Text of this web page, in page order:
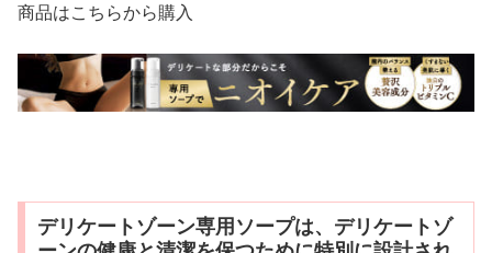
商品はこちらから購入
デリケートゾーン専用ソープは、デリケートゾ